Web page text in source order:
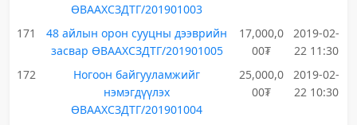
ӨВААХСЗДТГ/201901003
171
48 айлын орон сууцны дээврийн
засвар ӨВААХСЗДТГ/201901005
17,000,0
00₮
2019-02-
22 11:30
172
Ногоон байгууламжийг
нэмэгдүүлэх
ӨВААХСЗДТГ/201901004
25,000,0
00₮
2019-02-
22 10:30